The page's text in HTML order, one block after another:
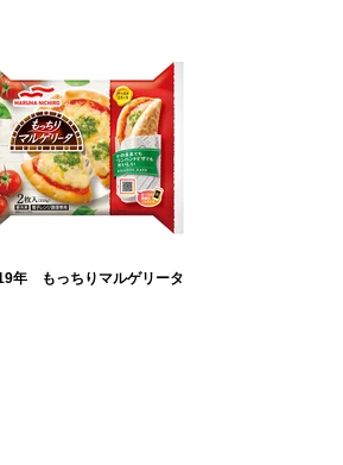
年 もっちりマルゲリータ